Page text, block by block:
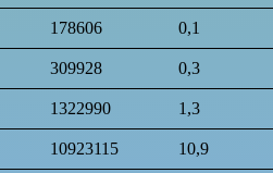
178606 0,1
309928 0,3
1322990 1,3
10923115 10,9